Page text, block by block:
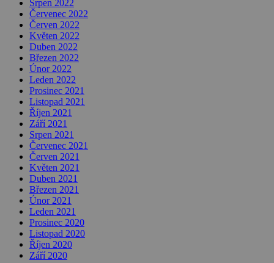
Srpen 2022
Červenec 2022
Červen 2022
Květen 2022
Duben 2022
Březen 2022
Únor 2022
Leden 2022
Prosinec 2021
Listopad 2021
Říjen 2021
Září 2021
Srpen 2021
Červenec 2021
Červen 2021
Květen 2021
Duben 2021
Březen 2021
Únor 2021
Leden 2021
Prosinec 2020
Listopad 2020
Říjen 2020
Září 2020